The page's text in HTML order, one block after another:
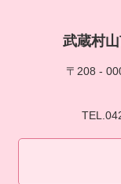
武蔵村
〒208 -